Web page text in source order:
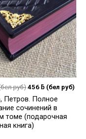
руб) 456 ƃ (бел руб)
Петров. Полное
сочинений в
томе (подарочная
книга)